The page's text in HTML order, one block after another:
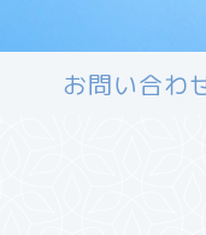
お問い合わ